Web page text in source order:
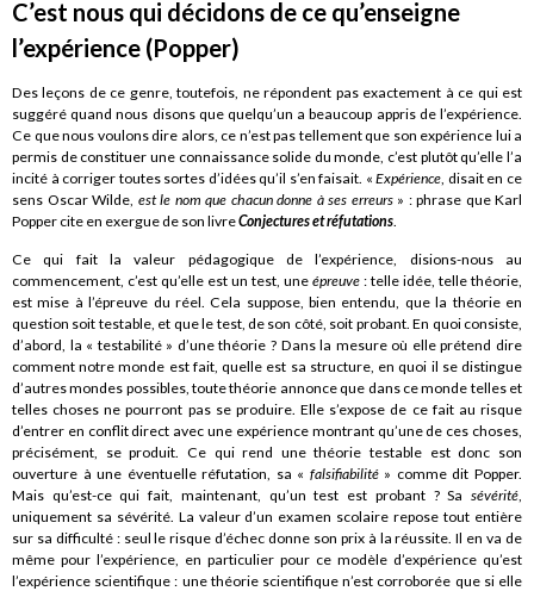
C’est nous qui décidons de ce qu’enseigne
l’expérience (Popper)
Des leçons de ce genre, toutefois, ne répondent pas exactement à ce qui est
suggéré quand nous disons que quelqu’un a beaucoup appris de l’expérience.
Ce que nous voulons dire alors, ce n’est pas tellement que son expérience lui a
permis de constituer une connaissance solide du monde, c’est plutôt qu’elle l’a
incité à corriger toutes sortes d’idées qu’il s’en faisait. «Expérience, disait en ce
sens Oscar Wilde, est le nom que chacun donne à ses erreurs» : phrase que Karl
Popper cite en exergue de son livreConjectures et réfutations.
Ce qui fait la valeur pédagogique de l’expérience, disions-nous au
commencement, c’est qu’elle est un test, une épreuve : telle idée, telle théorie,
est mise à l’épreuve du réel. Cela suppose, bien entendu, que la théorie en
question soit testable, et que le test, de son côté, soit probant. En quoi consiste,
d’abord, la « testabilité » d’une théorie ? Dans la mesure où elle prétend dire
comment notre monde est fait, quelle est sa structure, en quoi il se distingue
d’autres mondes possibles, toute théorie annonce que dans ce monde telles et
telles choses ne pourront pas se produire. Elle s’expose de ce fait au risque
d’entrer en conflit direct avec une expérience montrant qu’une de ces choses,
précisément, se produit. Ce qui rend une théorie testable est donc son
ouverture à une éventuelle réfutation, sa « falsifiabilité» comme dit Popper.
Mais qu’est-ce qui fait, maintenant, qu’un test est probant ? Sa sévérité,
uniquement sa sévérité. La valeur d’un examen scolaire repose tout entière
sur sa difficulté : seul le risque d’échec donne son prix à la réussite. Il en va de
même pour l’expérience, en particulier pour ce modèle d’expérience qu’est
l’expérience scientifique : une théorie scientifique n’est corroborée que si elle